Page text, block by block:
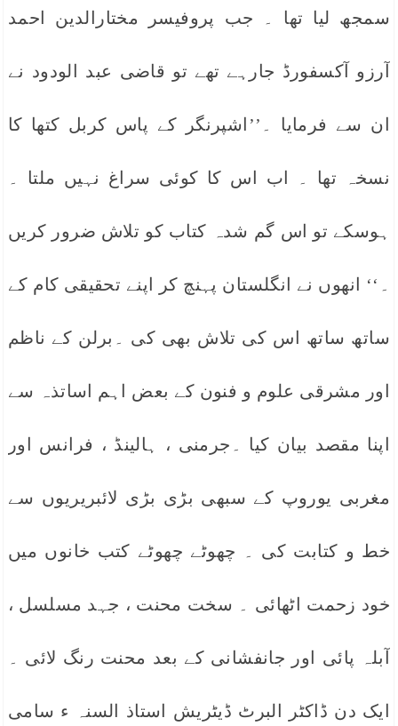
سمجھ لیا تھا ۔ جب پروفیسر مختارالدین احمد
آرزو آکسفورڈ جارہے تھے تو قاضی عبد الودود نے
ان سے فرمایا ۔’’اشپرنگر کے پاس کربل کتھا کا
نسخہ تھا ۔ اب اس کا کوئی سراغ نہیں ملتا ۔
ہوسکے تو اس گم شدہ کتاب کو تلاش ضرور کریں
۔‘‘ انھوں نے انگلستان پہنچ کر اپنے تحقیقی کام کے
ساتھ ساتھ اس کی تلاش بھی کی ۔برلن کے ناظم
اور مشرقی علوم و فنون کے بعض اہم اساتذہ سے
اپنا مقصد بیان کیا ۔جرمنی ، ہالینڈ ، فرانس اور
مغربی یوروپ کے سبھی بڑی بڑی لائبریریوں سے
خط و کتابت کی ۔ چھوٹے چھوٹے کتب خانوں میں
خود زحمت اٹھائی ۔ سخت محنت ، جہد مسلسل ،
آبلہ پائی اور جانفشانی کے بعد محنت رنگ لائی ۔
ایک دن ڈاکٹر البرٹ ڈیٹریش استاذ السنہ ء سامی